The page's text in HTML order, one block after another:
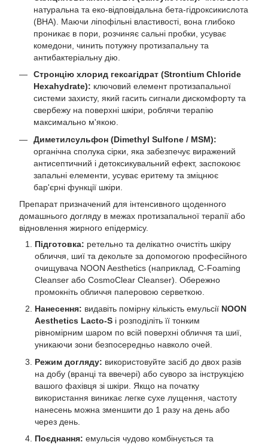
натуральна та еко-відповідальна бета-гідроксикислота
(BHA). Маючи ліпофільні властивості, вона глибоко
проникає в пори, розчиняє сальні пробки, усуває
комедони, чинить потужну протизапальну та
антибактеріальну дію.
Стронцію хлорид гексагідрат (Strontium Chloride
Hexahydrate): ключовий елемент протизапальної
системи захисту, який гасить сигнали дискомфорту та
свербежу на поверхні шкіри, роблячи терапію
максимально м'якою.
Диметилсульфон (Dimethyl Sulfone / MSM):
органічна сполука сірки, яка забезпечує виражений
антисептичний і детоксикувальний ефект, заспокоює
запальні елементи, усуває еритему та зміцнює
бар'єрні функції шкіри.
Препарат призначений для інтенсивного щоденного
домашнього догляду в межах протизапальної терапії або
відновлення жирного епідермісу.
Підготовка: ретельно та делікатно очистіть шкіру
обличчя, шиї та декольте за допомогою професійного
очищувача NOON Aesthetics (наприклад, C-Foaming
Cleanser або CosmoClear Cleanser). Обережно
промокніть обличчя паперовою серветкою.
Нанесення: видавіть помірну кількість емульсії NOON
Aesthetics Lacto-S і розподіліть її тонким
рівномірним шаром по всій поверхні обличчя та шиї,
уникаючи зони безпосередньо навколо очей.
Режим догляду: використовуйте засіб до двох разів
на добу (вранці та ввечері) або суворо за інструкцією
вашого фахівця зі шкіри. Якщо на початку
використання виникає легке сухе лущення, частоту
нанесень можна зменшити до 1 разу на день або
через день.
Поєднання: емульсія чудово комбінується та